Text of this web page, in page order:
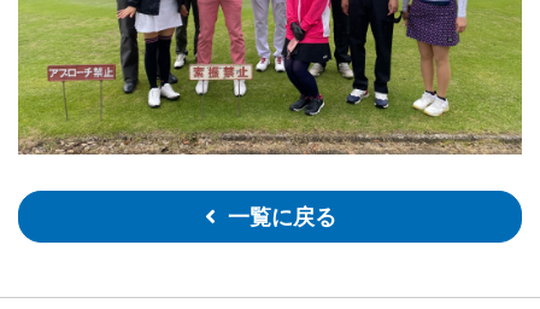
一覧に戻る